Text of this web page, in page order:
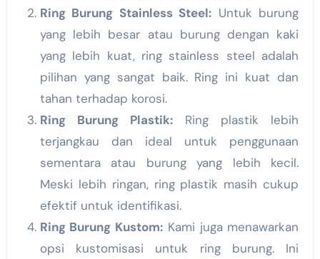
Ring Burung Stainless Steel: Untuk burung
yang lebih besar atau burung dengan kaki
yang lebih kuat, ring stainless steel adalah
pilihan yang sangat baik. Ring ini kuat dan
tahan terhadap korosi.
Ring Burung Plastik:Ring plastik lebih
terjangkau dan ideal untuk penggunaan
sementara atau burung yang lebih kecil.
Meski lebih ringan, ring plastik masih cukup
efektif untuk identifikasi.
Ring Burung Kustom: Kami juga menawarkan
opsi kustomisasi untuk ring burung. Ini